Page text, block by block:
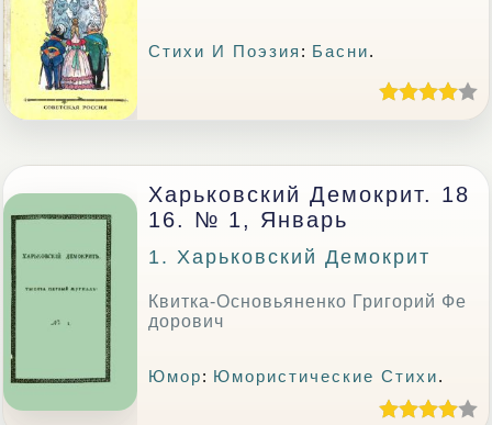
Стихи И Поэзия : Басни.
Харьковский Демокрит. 18
16. № 1, Январь
1. Харьковский Демокрит
Квитка-Основьяненко Григорий Фе
дорович
Юмор: Юмористические Стихи.